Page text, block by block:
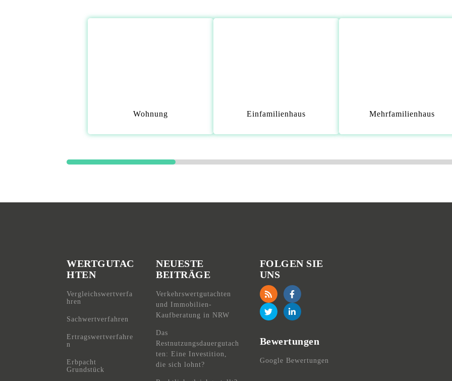
Wohnung Einfamilienhaus Mehrfamilienhaus
WERTGUTAC
HTEN
Vergleichswertverfa
hren
Sachwertverfahren
Ertragswertverfahre
n
Erbpacht
Grundstück
NEUESTE
BEITRÄGE
Verkehrswertgutachten
und Immobilien-
Kaufberatung in NRW
Das
Restnutzungsdauergutach
ten: Eine Investition,
die sich lohnt?
FOLGEN SIE
UNS
Bewertungen
Google Bewertungen